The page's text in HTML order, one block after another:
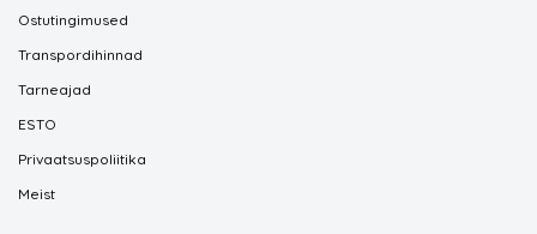
Ostutingimused
Transpordihinnad
Tarneajad
ESTO
Privaatsuspoliitika
Meist